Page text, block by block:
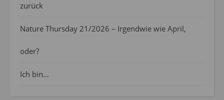
zurück
Nature Thursday 21/2026 – Irgendwie wie April,
oder?
Ich bin…